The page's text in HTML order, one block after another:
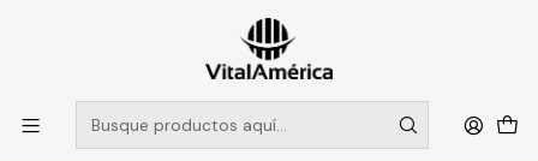
POR SISTEMA FRONTAL SOLO RETIROS EN TIENDA, DESDE
MUCHAS GRACIAS +569 5956 2237
Leer más
Catálogo
VESTIMENTA TECNICA Y CORPORATIVA
OVEROLES Y CHALECOS GEOLOGOS
OVEROL FUMIGACION LEGEND, BLANCO, XXL, LEGEND